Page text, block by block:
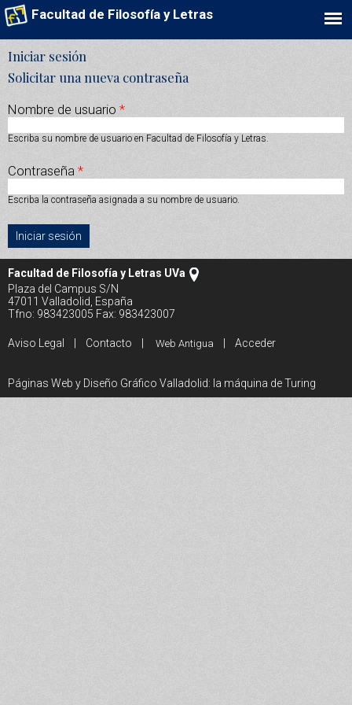
Facultad de Filosofía y Letras
Solapas principales
Iniciar sesión
Solicitar una nueva contraseña
Nombre de usuario *
Escriba su nombre de usuario en Facultad de Filosofía y Letras.
Contraseña *
Escriba la contraseña asignada a su nombre de usuario.
Facultad de Filosofía y Letras UVa
Plaza del Campus S/N
47011 Valladolid, España
Tfno: 983423005 Fax: 983423007
Aviso Legal Contacto Web Antigua Acceder
Páginas Web y Diseño Gráfico Valladolid: la máquina de Turing